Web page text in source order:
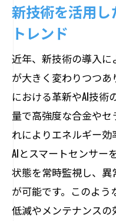
新技術を活用
トレンド
近年、新技術の導入に
が大きく変わりつつ
における革新やAI技術
量で高強度な合金や
れによりエネルギー効
AIとスマートセンサー
状態を常時監視し、
が可能です。このよう
低減やメンテナンス